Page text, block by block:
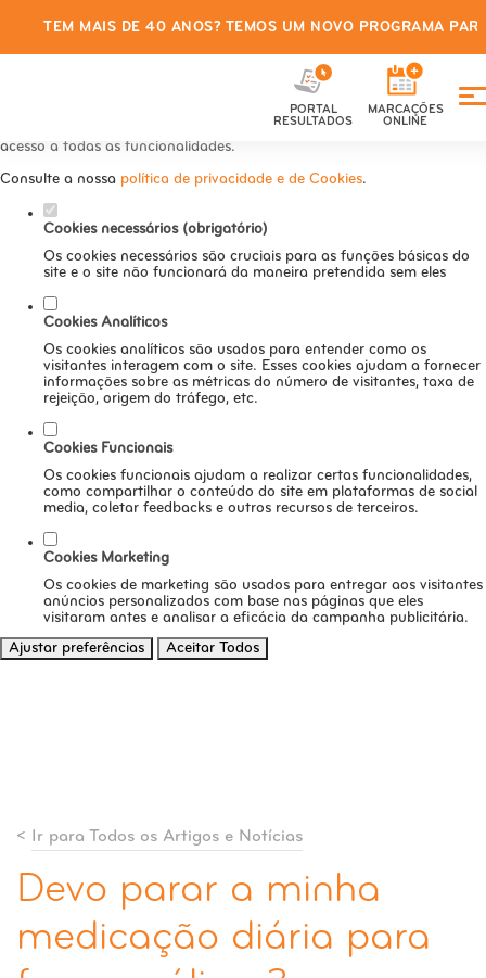
Defina as suas preferências de
cookies para este website.
Este website utiliza cookies estritamente necessários, analíticos e
acesso a todas as funcionalidades.
Consulte a nossa política de privacidade e de Cookies.
Cookies necessários (obrigatório)
Os cookies necessários são cruciais para as funções básicas do
site e o site não funcionará da maneira pretendida sem eles
Cookies Analíticos
Os cookies analíticos são usados para entender como os
visitantes interagem com o site. Esses cookies ajudam a fornecer
informações sobre as métricas do número de visitantes, taxa de
rejeição, origem do tráfego, etc.
Cookies Funcionais
Os cookies funcionais ajudam a realizar certas funcionalidades,
como compartilhar o conteúdo do site em plataformas de social
media, coletar feedbacks e outros recursos de terceiros.
Cookies Marketing
Os cookies de marketing são usados para entregar aos visitantes
anúncios personalizados com base nas páginas que eles
visitaram antes e analisar a eficácia da campanha publicitária.
Ajustar preferências
Aceitar Todos
TEM MAIS DE 40 ANOS? TEMOS UM NOVO PROGRAMA
PORTAL
RESULTADOS
MARCAÇÕES
ONLINE
< Ir para Todos os Artigos e Notícias
Devo parar a minha
medicação diária para